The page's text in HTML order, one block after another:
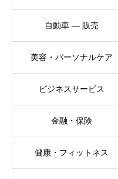
自動車 — 販売
美容・パーソナルケア
ビジネスサービス
金融・保険
健康・フィットネス